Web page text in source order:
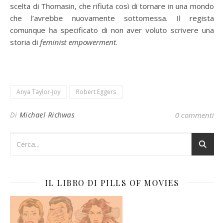
scelta di Thomasin, che rifiuta così di tornare in una mondo
che l’avrebbe nuovamente sottomessa. Il regista
comunque ha specificato di non aver voluto scrivere una
storia di feminist empowerment.
Anya Taylor-Joy Robert Eggers
Di Michael Richwas 0 commenti
IL LIBRO DI PILLS OF MOVIES